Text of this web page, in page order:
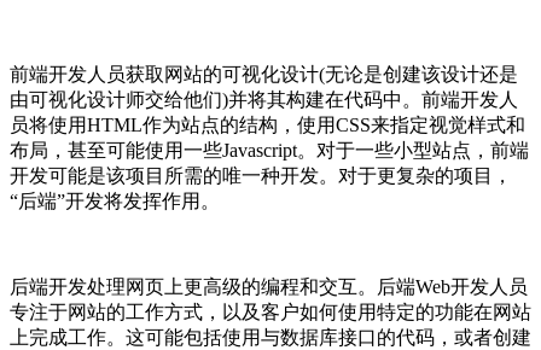
前端开发人员获取网站的可视化设计(无论是创建该设计还是
由可视化设计师交给他们)并将其构建在代码中。前端开发人
员将使用HTML作为站点的结构，使用CSS来指定视觉样式和
布局，甚至可能使用一些Javascript。对于一些小型站点，前端
开发可能是该项目所需的唯一种开发。对于更复杂的项目，
“后端”开发将发挥作用。
后端开发处理网页上更高级的编程和交互。后端Web开发人员
专注于网站的工作方式，以及客户如何使用特定的功能在网站
上完成工作。这可能包括使用与数据库接口的代码，或者创建